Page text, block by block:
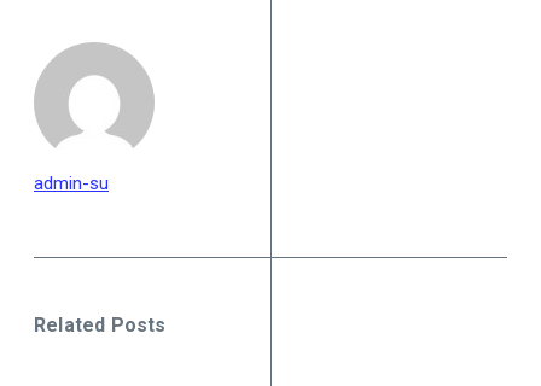
admin-su
Related Posts